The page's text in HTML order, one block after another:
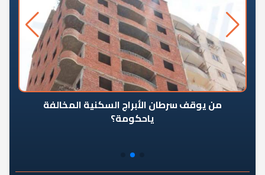
من يوقف سرطان الأبراج السكنية المخالفة
ياحكومة؟